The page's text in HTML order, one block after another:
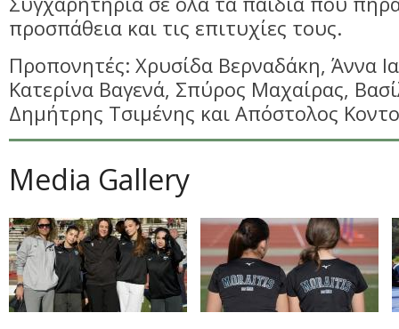
προσπάθεια και τις επιτυχίες τους.
Προπονητές: Χρυσίδα Βερναδάκη, Άννα
Κατερίνα Βαγενά, Σπύρος Μαχαίρας,
Δημήτρης Τσιμένης και Απόστολος
Media Gallery